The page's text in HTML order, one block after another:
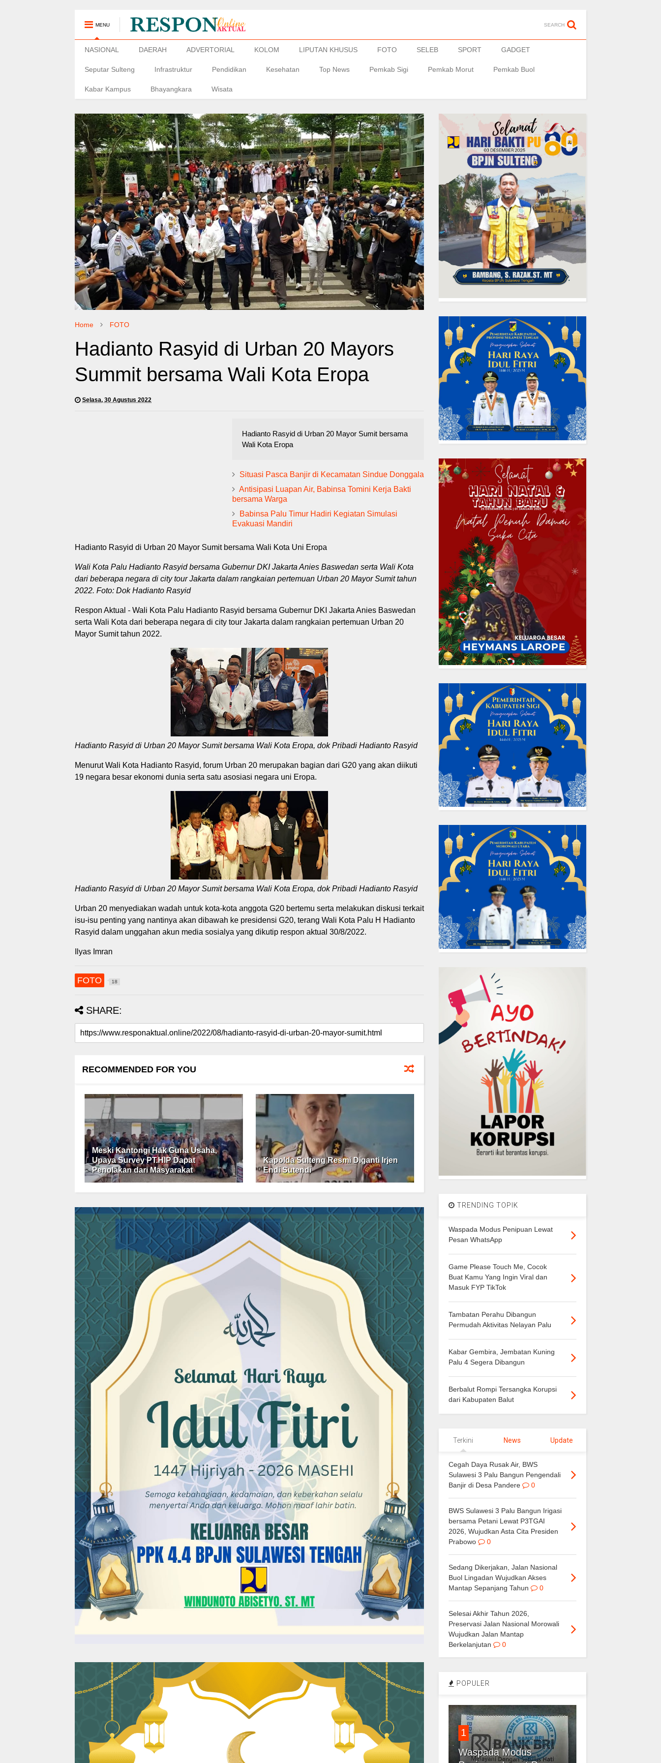
MENU SEARCH
NASIONAL DAERAH ADVERTORIAL KOLOM LIPUTAN KHUSUS FOTO SELEB SPORT GADGET
Seputar Sulteng Infrastruktur Pendidikan Kesehatan Top News Pemkab Sigi Pemkab Morut Pemkab Buol
Kabar Kampus Bhayangkara Wisata
Home FOTO
Hadianto Rasyid di Urban 20 Mayors
Summit bersama Wali Kota Eropa
Selasa, 30 Agustus 2022
Hadianto Rasyid di Urban 20 Mayor Sumit bersama
Wali Kota Eropa
Situasi Pasca Banjir di Kecamatan Sindue Donggala
Antisipasi Luapan Air, Babinsa Tomini Kerja Bakti
bersama Warga
Babinsa Palu Timur Hadiri Kegiatan Simulasi
Evakuasi Mandiri
Hadianto Rasyid di Urban 20 Mayor Sumit bersama Wali Kota Uni Eropa
Wali Kota Palu Hadianto Rasyid bersama Gubernur DKI Jakarta Anies Baswedan serta Wali Kota
dari beberapa negara di city tour Jakarta dalam rangkaian pertemuan Urban 20 Mayor Sumit tahun
2022. Foto: Dok Hadianto Rasyid
Respon Aktual - Wali Kota Palu Hadianto Rasyid bersama Gubernur DKI Jakarta Anies Baswedan
serta Wali Kota dari beberapa negara di city tour Jakarta dalam rangkaian pertemuan Urban 20
Mayor Sumit tahun 2022.
Hadianto Rasyid di Urban 20 Mayor Sumit bersama Wali Kota Eropa, dok Pribadi Hadianto Rasyid
Menurut Wali Kota Hadianto Rasyid, forum Urban 20 merupakan bagian dari G20 yang akan diikuti
19 negara besar ekonomi dunia serta satu asosiasi negara uni Eropa.
Hadianto Rasyid di Urban 20 Mayor Sumit bersama Wali Kota Eropa, dok Pribadi Hadianto Rasyid
Urban 20 menyediakan wadah untuk kota-kota anggota G20 bertemu serta melakukan diskusi terkait
isu-isu penting yang nantinya akan dibawah ke presidensi G20, terang Wali Kota Palu H Hadianto
Rasyid dalam unggahan akun media sosialya yang dikutip respon aktual 30/8/2022.
Ilyas Imran
FOTO 18
SHARE:
RECOMMENDED FOR YOU
Meski Kantongi Hak Guna Usaha,
Upaya Survey PT.HIP Dapat
Penolakan dari Masyarakat
Kapolda Sulteng Resmi Diganti Irjen
Endi Sutendi
TRENDING TOPIK
Waspada Modus Penipuan Lewat
Pesan WhatsApp
Game Please Touch Me, Cocok
Buat Kamu Yang Ingin Viral dan
Masuk FYP TikTok
Tambatan Perahu Dibangun
Permudah Aktivitas Nelayan Palu
Kabar Gembira, Jembatan Kuning
Palu 4 Segera Dibangun
Berbalut Rompi Tersangka Korupsi
dari Kabupaten Balut
Terkini News Update
Cegah Daya Rusak Air, BWS
Sulawesi 3 Palu Bangun Pengendali
Banjir di Desa Pandere
0
BWS Sulawesi 3 Palu Bangun Irigasi
bersama Petani Lewat P3TGAI
2026, Wujudkan Asta Cita Presiden
Prabowo
0
Sedang Dikerjakan, Jalan Nasional
Buol Lingadan Wujudkan Akses
Mantap Sepanjang Tahun
0
Selesai Akhir Tahun 2026,
Preservasi Jalan Nasional Morowali
Wujudkan Jalan Mantap
Berkelanjutan
0
POPULER
1
Waspada Modus